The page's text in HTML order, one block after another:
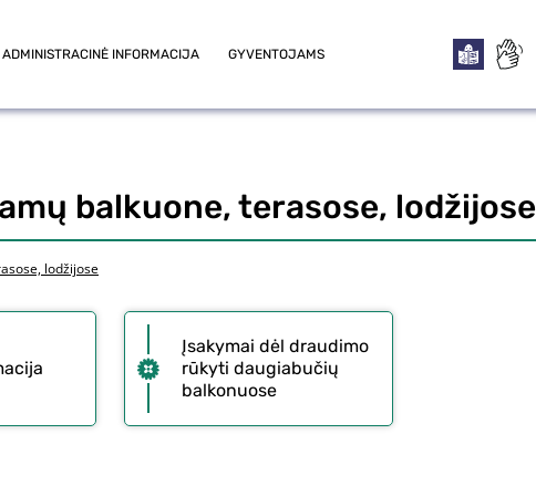
ADMINISTRACINĖ INFORMACIJA GYVENTOJAMS
balkuone, terasose, lodžijose
lodžijose
Įsakymai dėl draudimo
rūkyti daugiabučių
balkonuose